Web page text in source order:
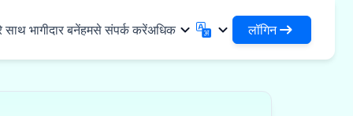
साथ भागीदार बनेंहमसे संपर्क करेंअधिक लॉगिन